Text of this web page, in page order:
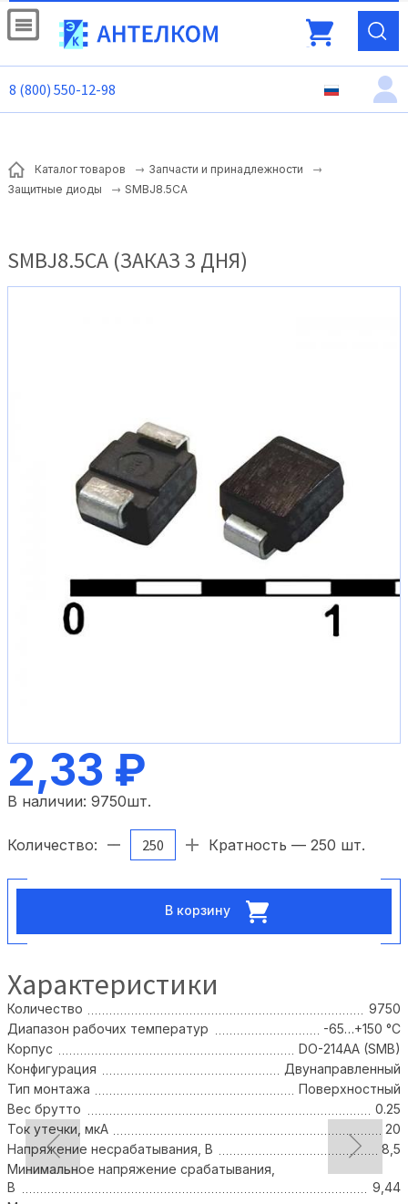
8 (800) 550-12-98
Каталог товаров
Запчасти и принадлежности
Защитные диоды
SMBJ8.5CA
SMBJ8.5CA (ЗАКАЗ 3 ДНЯ)
2,33 ₽
В наличии: 9750шт.
Количество: Кратность — 250 шт.
В корзину
Характеристики
Количество
9750
Диапазон рабочих температур
-65…+150 °С
Корпус
DO-214AA (SMB)
Конфигурация
Двунаправленный
Тип монтажа
Поверхностный
Вес брутто
0.25
Ток утечки, мкА
20
Напряжение несрабатывания, В
8,5
Минимальное напряжение срабатывания,
В
9,44